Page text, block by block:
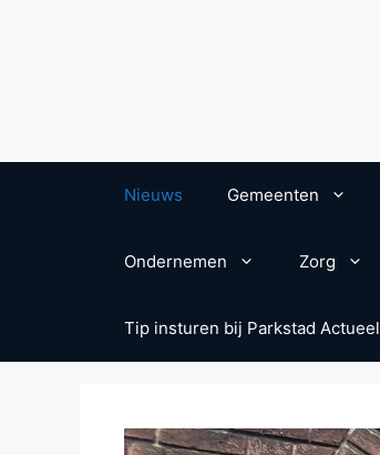
Nieuws Gemeenten
Ondernemen Zorg
Tip insturen bij Parkstad Actueel